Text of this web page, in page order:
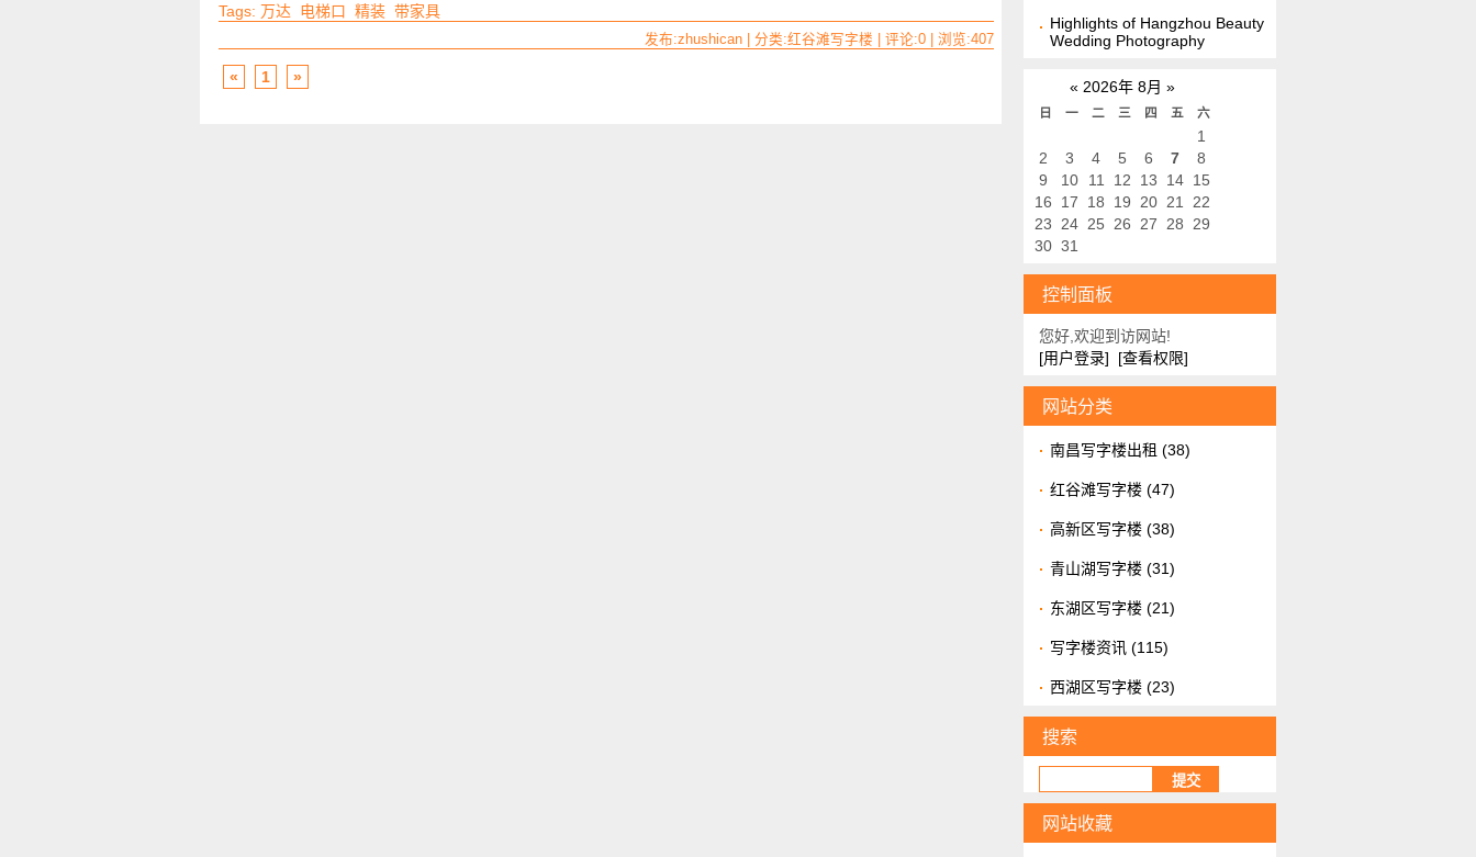
Tags:万达 电梯口 精装 带家具
发布:zhushican | 分类:红谷滩写字楼 | 评论:0 | 浏览:407
« 1 »
Highlights of Hangzhou Beauty
Wedding Photography
« 2026年 8月 »
日 一 二 三 四 五 六
1
2
3 4 5 6 7
8
9
10 11 12 13 14 15
16
17 18 19 20 21
22
23
24 25 26 27 28
29
30 31
控制面板
您好,欢迎到访网站!
[用户登录]
[查看权限]
网站分类
南昌写字楼出租 (38)
红谷滩写字楼 (47)
高新区写字楼 (38)
青山湖写字楼 (31)
东湖区写字楼 (21)
写字楼资讯 (115)
西湖区写字楼 (23)
搜索
网站收藏